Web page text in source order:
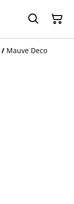
/ Mauve Deco